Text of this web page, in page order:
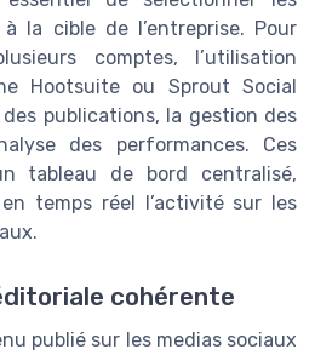
la cible de l’entreprise. Pour
comptes, l’utilisation
Hootsuite ou Sprout Social
publications, la gestion des
des performances. Ces
tableau de bord centralisé,
temps réel l’activité sur les
cohérente
publié sur les medias sociaux